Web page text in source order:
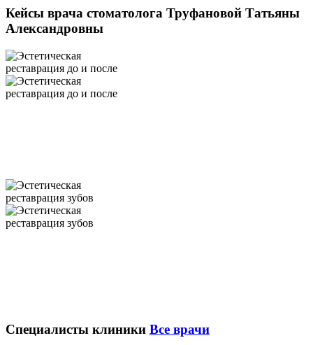
Кейсы врача стоматолога Труфановой Татьяны
Александровны
Специалисты клиники Все врачи